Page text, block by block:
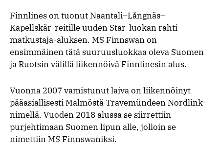
Finnlines on tuonut Naantali–Långnäs–
Kapellskär-reitille uuden Star-luokan rahti-
matkustaja-aluksen. MS Finnswan on
ensimmäinen tätä suuruusluokkaa oleva Suomen
ja Ruotsin välillä liikennöivä Finnlinesin alus.
Vuonna 2007 vamistunut laiva on liikennöinyt
pääasiallisesti Malmöstä Travemündeen Nordlink-
nimellä. Vuoden 2018 alussa se siirrettiin
purjehtimaan Suomen lipun alle, jolloin se
nimettiin MS Finnswaniksi.